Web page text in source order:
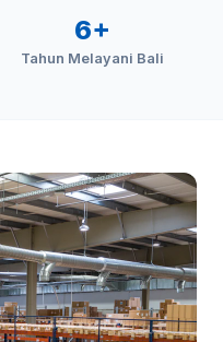
6+
Tahun Melayani Bali